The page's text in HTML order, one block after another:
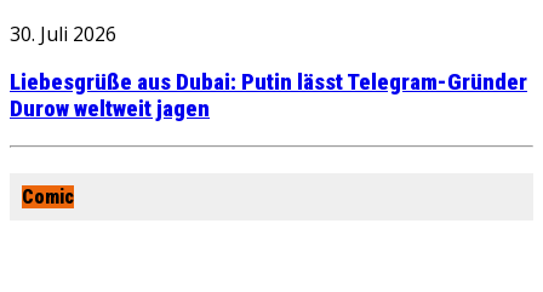
30. Juli 2026
Liebesgrüße aus Dubai: Putin lässt Telegram-Gründer
Durow weltweit jagen
Comic